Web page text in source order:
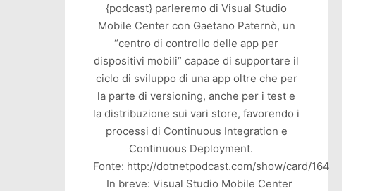
{podcast} parleremo di Visual Studio
Mobile Center con Gaetano Paternò, un
“centro di controllo delle app per
dispositivi mobili” capace di supportare il
ciclo di sviluppo di una app oltre che per
la parte di versioning, anche per i test e
la distribuzione sui vari store, favorendo i
processi di Continuous Integration e
Continuous Deployment.
Fonte: http://dotnetpodcast.com/show/card/164
In breve: Visual Studio Mobile Center